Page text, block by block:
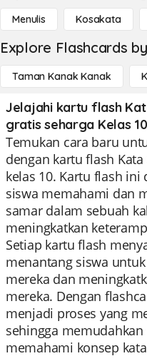
Menulis Kosakata
Explore Flashcards
Taman Kanak Kanak
Jelajahi kartu flash
gratis seharga Kelas 10
Temukan cara baru
dengan kartu flash
kelas 10. Kartu flash
siswa memahami dan
samar dalam sebuah
meningkatkan
Setiap kartu flash
menantang siswa
mereka dan
mereka. Dengan
menjadi proses yang
sehingga
memahami konsep